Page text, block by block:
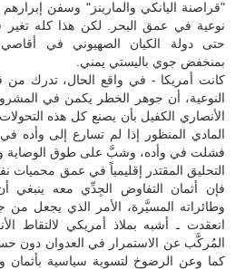
"قراصنة اليانكي والمارينز" وسفن
حتى دولة الكيان الصهيوني في
بمنخفض جوي باليستي يمني.
كانت أمريكا - في واقع الحال، تدرك من
النوعية، أن جوهر الخطر يكمن في
الأنصاري الكفيل بأن يصنع كل هذه
المادي المنظور إذا لم تسارع إلى وأده
فشلت في وأده، وشبَّ على طوق الوصاية
التحليق المقتدر إقليمياً في عمق محميات
فإن أثمان التفاوض الجِدِّي معه ينبغي
وطائراته المسيَّرة، الأمر الذي يجعل من
انعقدت ـ أشبه بملاذ أمريكي
المُركَّب عن الاستمرار في العدوان دون
كما وعن الرضوخ لتسوية سياسية